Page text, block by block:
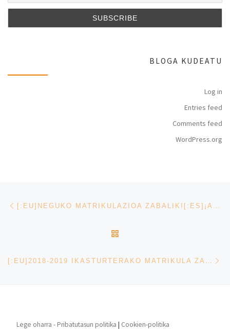
BLOGA KUDEATU
Log in
Entries feed
Comments feed
WordPress.org
Post navigation
Lege oharra - Pribatutasun politika | Cookien-politika